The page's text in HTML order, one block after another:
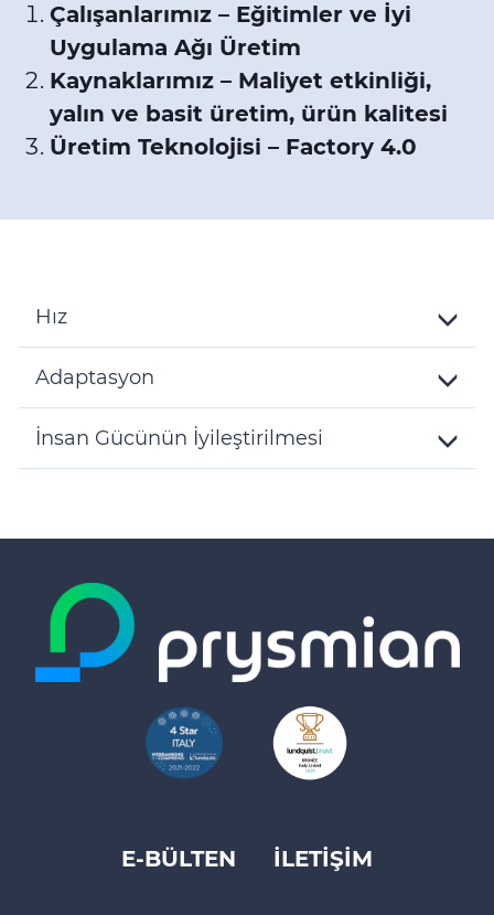
Çalışanlarımız – Eğitimler ve İyi
Uygulama Ağı Üretim
Kaynaklarımız – Maliyet etkinliği,
yalın ve basit üretim, ürün kalitesi
Üretim Teknolojisi – Factory 4.0
Hız
Details
Adaptasyon
Details
İnsan Gücünün İyileştirilmesi
FooterE-BÜLTEN İLETİŞİM